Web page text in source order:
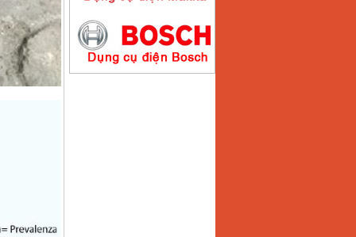
Máy hàn que điện tử
Hồng ký HK200E
Giá
:4100000 VND